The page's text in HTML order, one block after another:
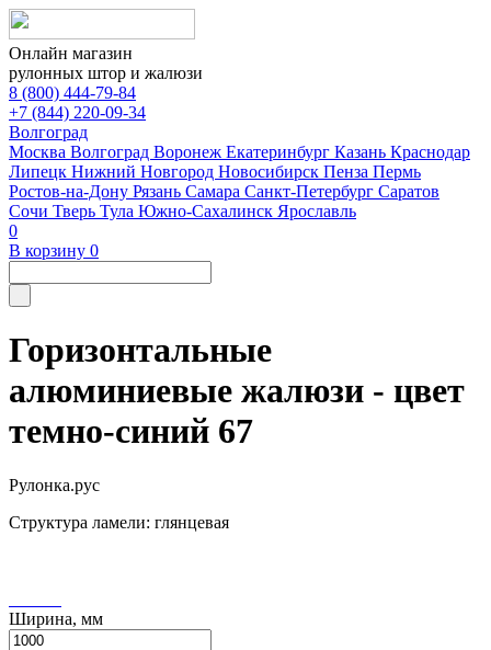
Онлайн магазин
рулонных штор и жалюзи
8 (800) 444-79-84
+7 (844) 220-09-34
Волгоград
Москва Волгоград Воронеж Екатеринбург Казань Краснодар
Липецк Нижний Новгород Новосибирск Пенза Пермь
Ростов-на-Дону Рязань Самара Санкт-Петербург Саратов
Сочи Тверь Тула Южно-Сахалинск Ярославль
0
В корзину 0
Горизонтальные
алюминиевые жалюзи - цвет
темно-синий 67
Рулонка.рус
Структура ламели: глянцевая
Ширина, мм